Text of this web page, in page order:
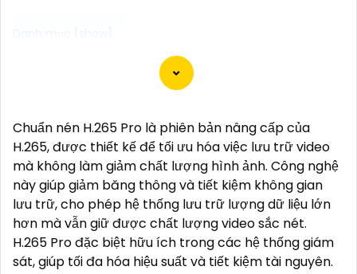
Dĩ nhiên, dưới đây là một mẫu văn bản giới thiệu
dành cho dự án lắp đặt camera Hikvision giá rẻ và
Chào quý khách hàng,
Chúng tôi xin trân trọng giới thiệu đến quý vị dịch vụ
lắp đặt camera Hikvision giá rẻ và chuyên nghiệp
cho dự án của quý vị.
Với kinh nghiệm lâu năm trong lĩnh vực lắp đặt
camera an ninh, đội ngũ kỹ thuật viên của chúng tôi
cam kết sẽ mang đến cho quý vị những giải pháp an
Chuẩn nén H.265 Pro là phiên bản nâng cấp của
H.265, được thiết kế để tối ưu hóa việc lưu trữ video
mà không làm giảm chất lượng hình ảnh. Công nghệ
này giúp giảm băng thông và tiết kiệm không gian
lưu trữ, cho phép hệ thống lưu trữ lượng dữ liệu lớn
hơn mà vẫn giữ được chất lượng video sắc nét.
H.265 Pro đặc biệt hữu ích trong các hệ thống giám
sát, giúp tối đa hóa hiệu suất và tiết kiệm tài nguyên.